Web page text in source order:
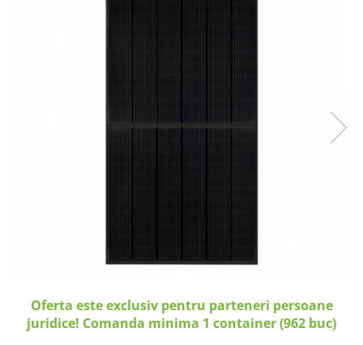
Invertoare On-grid
Controlere solare
Oferta este exclusiv pentru parteneri persoane
juridice! Comanda minima 1 container (962 buc)